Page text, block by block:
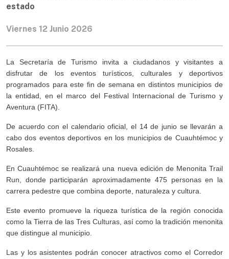
estado
Viernes 12 Junio 2026
La Secretaría de Turismo invita a ciudadanos y visitantes a
disfrutar de los eventos turísticos, culturales y deportivos
programados para este fin de semana en distintos municipios de
la entidad, en el marco del Festival Internacional de Turismo y
Aventura (FITA).
De acuerdo con el calendario oficial, el 14 de junio se llevarán a
cabo dos eventos deportivos en los municipios de Cuauhtémoc y
Rosales.
En Cuauhtémoc se realizará una nueva edición de Menonita Trail
Run, donde participarán aproximadamente 475 personas en la
carrera pedestre que combina deporte, naturaleza y cultura.
Este evento promueve la riqueza turística de la región conocida
como la Tierra de las Tres Culturas, así como la tradición menonita
que distingue al municipio.
Las y los asistentes podrán conocer atractivos como el Corredor